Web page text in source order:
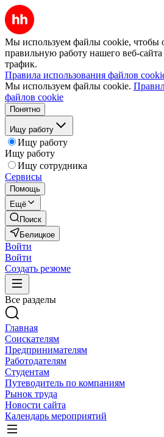
Мы используем файлы cookie, чтобы
правильную работу нашего веб-сайта
трафик.
Правила использования файлов
Мы используем файлы cookie.
файлов cookie
Понятно
Ищу работу
Ищу работу
Ищу работу
Ищу сотрудника
Сервисы
Помощь
Ещё
Поиск
Белицкое
Войти
Войти
Создать резюме
Все разделы
Главная
Соискателям
Предпринимателям
Работодателям
Студентам
Путеводитель по компаниям
Рынок труда
Новости сайта
Календарь мероприятий